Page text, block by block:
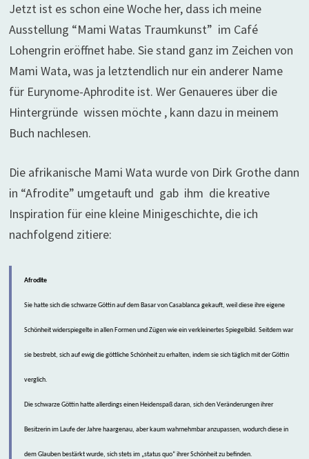
Jetzt ist es schon eine Woche her, dass ich meine
Ausstellung “Mami Watas Traumkunst” im Café
Lohengrin eröffnet habe. Sie stand ganz im Zeichen von
Mami Wata, was ja letztendlich nur ein anderer Name
für Eurynome-Aphrodite ist. Wer Genaueres über die
Hintergründe wissen möchte , kann dazu in meinem
Buch nachlesen.
Die afrikanische Mami Wata wurde von Dirk Grothe dann
in “Afrodite” umgetauft und gab ihm die kreative
Inspiration für eine kleine Minigeschichte, die ich
nachfolgend zitiere:
Afrodite
Sie hatte sich die schwarze Göttin auf dem Basar von Casablanca gekauft, weil diese ihre eigene
Schönheit widerspiegelte in allen Formen und Zügen wie ein verkleinertes Spiegelbild. Seitdem war
sie bestrebt, sich auf ewig die göttliche Schönheit zu erhalten, indem sie sich täglich mit der Göttin
verglich.
Die schwarze Göttin hatte allerdings einen Heidenspaß daran, sich den Veränderungen ihrer
Besitzerin im Laufe der Jahre haargenau, aber kaum wahrnehmbar anzupassen, wodurch diese in
dem Glauben bestärkt wurde, sich stets im „status quo“ ihrer Schönheit zu befinden.